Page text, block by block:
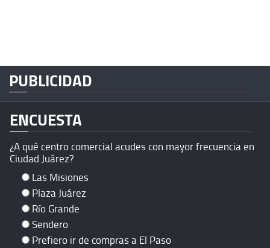
PUBLICIDAD
ENCUESTA
¿A qué centro comercial acudes con mayor frecuencia en
Ciudad Juárez?
Las Misiones
Plaza Juárez
Río Grande
Sendero
Prefiero ir de compras a El Paso